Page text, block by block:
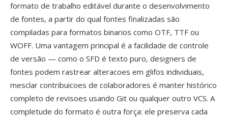
formato de trabalho editável durante o desenvolvimento
de fontes, a partir do qual fontes finalizadas são
compiladas para formatos binarios como OTF, TTF ou
WOFF. Uma vantagem principal é a facilidade de controle
de versão — como o SFD é texto puro, designers de
fontes podem rastrear alteracoes em glifos individuais,
mesclar contribuicoes de colaboradores é manter histórico
completo de revisoes usando Git ou qualquer outro VCS. A
completude do formato é outra força: ele preserva cada